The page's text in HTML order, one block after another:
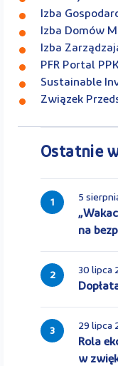
Izba
Izba Domów
Izba
PFR Portal
Sustainable
Związek
Ostatnie
1 5
na
2 30 lipca
3 29 lipca
Rola
w